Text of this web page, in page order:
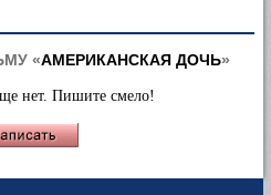
«АМЕРИКАНСКАЯ ДОЧЬ»
нет. Пишите смело!